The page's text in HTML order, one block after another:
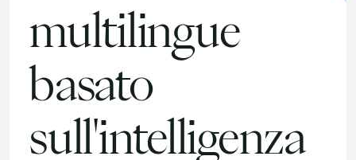
multilingue
basato
sull'intelligenza